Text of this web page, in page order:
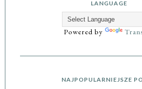
LANGUAGE
Powered by
NAJPOPULARNIEJSZE